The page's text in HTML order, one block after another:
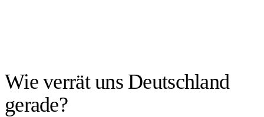
Wie verrät uns Deutschland
gerade?